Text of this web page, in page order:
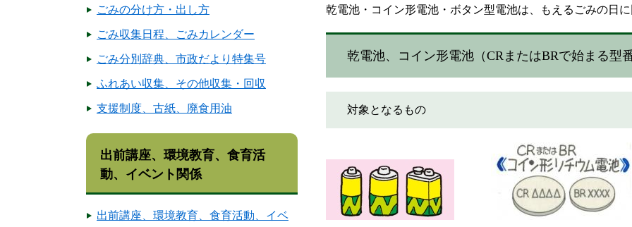
乾電池・コイン形電池・ボタン型電池は、もえるごみの日に
乾電池、コイン形電池（CRまたはBRで始まる型
対象となるもの
ごみの分け方・出し方
ごみ収集日程、ごみカレンダー
ごみ分別辞典、市政だより特集号
ふれあい収集、その他収集・回収
支援制度、古紙、廃食用油
出前講座、環境教育、食育活
動、イベント関係
出前講座、環境教育、食育活動、イベ